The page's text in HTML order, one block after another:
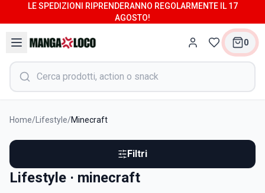
LE SPEDIZIONI RIPRENDERANNO REGOLARMENTE IL 17
AGOSTO!
0
Home/ Lifestyle/Minecraft
Filtri
Lifestyle · minecraft